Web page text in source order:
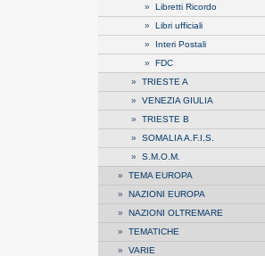
» Libretti Ricordo
» Libri ufficiali
» Interi Postali
» FDC
» TRIESTE A
» VENEZIA GIULIA
» TRIESTE B
» SOMALIA A.F.I.S.
» S.M.O.M.
» TEMA EUROPA
» NAZIONI EUROPA
» NAZIONI OLTREMARE
» TEMATICHE
» VARIE